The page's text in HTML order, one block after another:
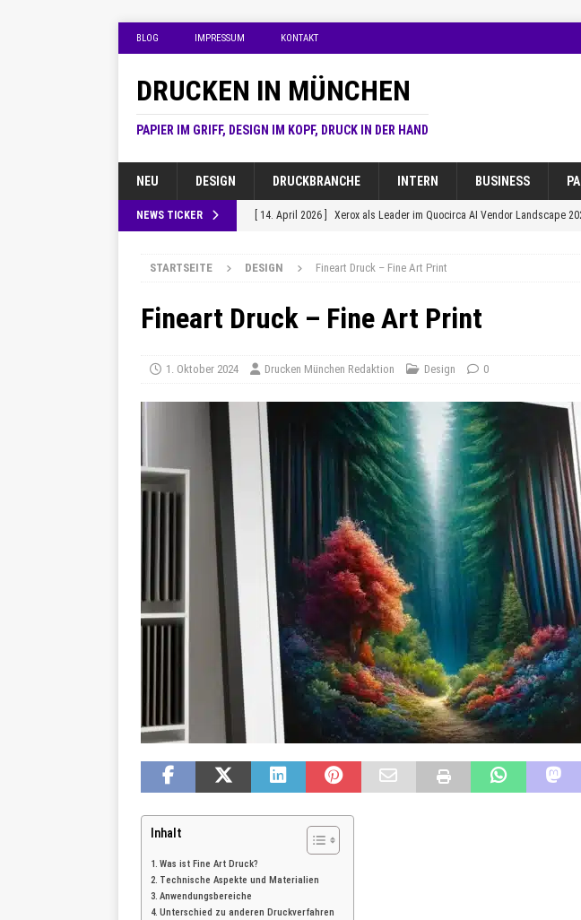
BLOG IMPRESSUM KONTAKT
DRUCKEN IN MÜNCHEN
PAPIER IM GRIFF, DESIGN IM KOPF, DRUCK IN DER HAND
NEU DESIGN DRUCKBRANCHE INTERN BUSINESS
NEWS TICKER [ 14. April 2026 ] Xerox als Leader im Quocirca AI Vendor Landscape
[ 12. April 2026 ] Penguin Random House Verlagsgruppe klagt gegen
STARTSEITE DESIGN Fineart Druck – Fine Art Print
Fineart Druck – Fine Art Print
1. Oktober 2024 Drucken München Redaktion Design 0
Inhalt
Was ist Fine Art Druck?
Technische Aspekte und Materialien
Anwendungsbereiche
Unterschied zu anderen Druckverfahren